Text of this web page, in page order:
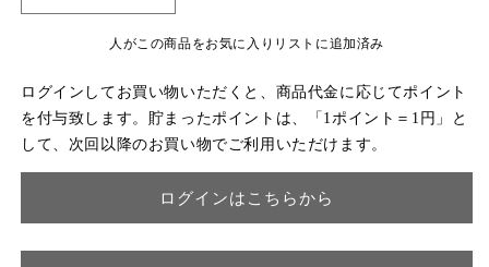
民
芸
オ
ン
民
芸
オ
ク
人がこの商品をお気に入りリストに追加済み
ログインしてお買い物いただくと、商品代金に応じてポイント
を付与致します。貯まったポイントは、「1ポイント＝1円」と
して、次回以降のお買い物でご利用いただけます。
ログインはこちらから